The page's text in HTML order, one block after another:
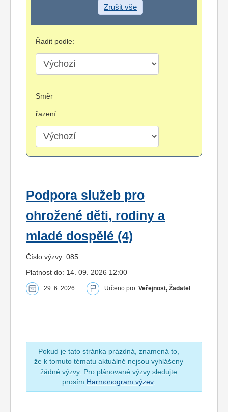
Zrušit vše
Řadit podle:
Směr
řazení:
Podpora služeb pro
ohrožené děti, rodiny a
mladé dospělé (4)
Číslo výzvy: 085
Platnost do: 14. 09. 2026 12:00
29. 6. 2026 Určeno pro: Veřejnost, Žadatel
Pokud je tato stránka prázdná, znamená to,
že k tomuto tématu aktuálně nejsou vyhlášeny
žádné výzvy. Pro plánované výzvy sledujte
prosím Harmonogram výzev.